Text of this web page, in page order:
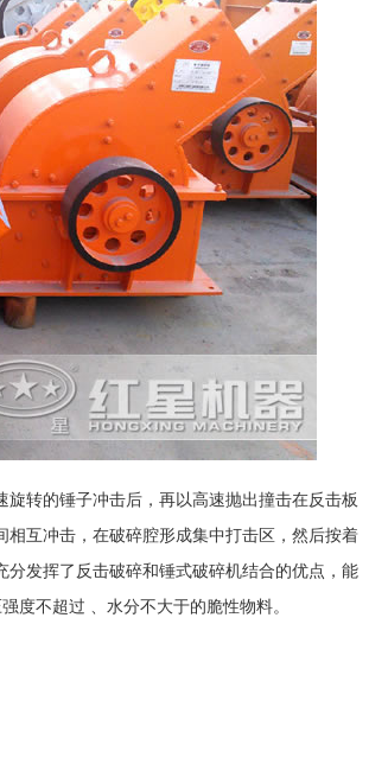
转的锤子冲击后，再以高速抛出撞击在反击板
相互冲击，在破碎腔形成集中打击区，然后按着
发挥了反击破碎和锤式破碎机结合的优点，能
度不超过 、水分不大于的脆性物料。